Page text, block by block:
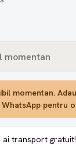
momentan
momentan.
pentru
ai transport gratuit!